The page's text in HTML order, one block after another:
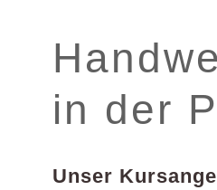
in der
Unser